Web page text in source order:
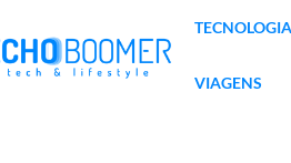
TECNOLOGIA
VIAGENS